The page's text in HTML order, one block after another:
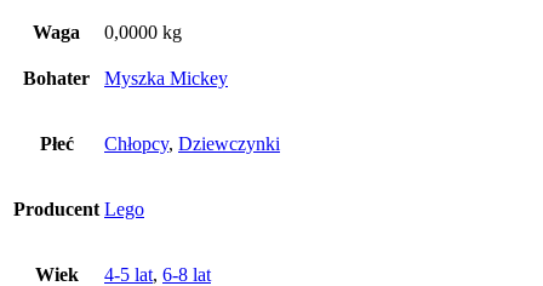
Waga 0,0000 kg
Bohater Myszka Mickey
Płeć Chłopcy, Dziewczynki
Producent Lego
Wiek 4-5 lat, 6-8 lat